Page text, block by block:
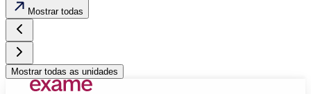
Mostrar todas
Mostrar todas as unidades